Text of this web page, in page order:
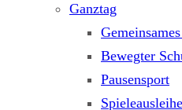
Ganztag
Bewegter
Pausensport
Spieleausleihe